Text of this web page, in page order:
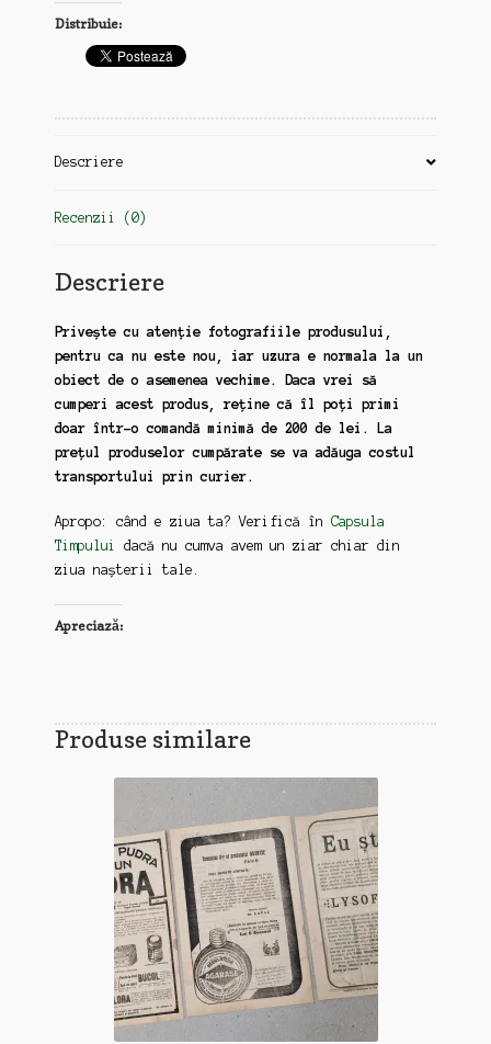
Distribuie:
Descriere
Recenzii (0)
Descriere
Privește cu atenție fotografiile produsului,
pentru ca nu este nou, iar uzura e normala la un
obiect de o asemenea vechime. Daca vrei să
cumperi acest produs, reține că îl poți primi
doar într-o comandă minimă de 200 de lei. La
prețul produselor cumpărate se va adăuga costul
transportului prin curier.
Apropo: când e ziua ta? Verifică în Capsula
Timpului
dacă nu cumva avem un ziar chiar din
ziua nașterii tale.
Apreciază:
Produse similare